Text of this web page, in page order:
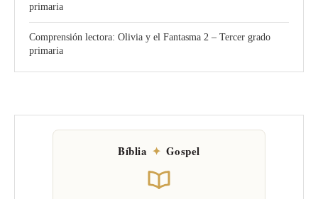
primaria
Comprensión lectora: Olivia y el Fantasma 2 – Tercer grado
primaria
Bíblia ✦ Gospel